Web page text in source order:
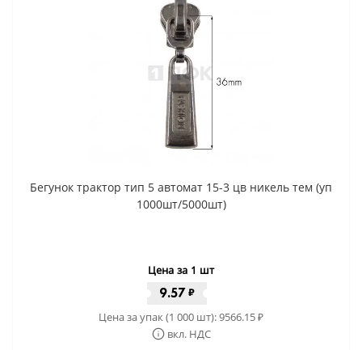
Бегунок трактор тип 5 автомат 15-3 цв никель тем (уп
1000шт/5000шт)
Цена за 1 шт
9.57₽
Цена за упак (1 000 шт):9566.15₽
вкл. НДС